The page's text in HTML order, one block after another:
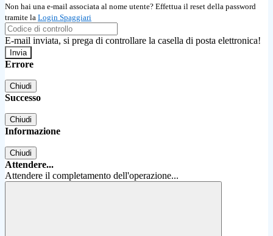
Non hai una e-mail associata al nome utente? Effettua il reset della password
tramite la Login Spaggiari
E-mail inviata, si prega di controllare la casella di posta elettronica!
Errore
Chiudi
Successo
Chiudi
Informazione
Chiudi
Attendere...
Attendere il completamento dell'operazione...